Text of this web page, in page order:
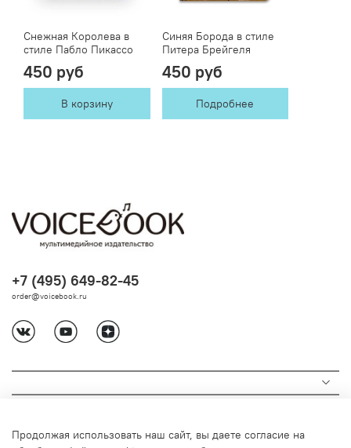
Снежная Королева в
стиле Пабло Пикассо
450 руб
В корзину
Синяя Борода в стиле
Питера Брейгеля
450 руб
Подробнее
+7 (495) 649-82-45
order@voicebook.ru
Продолжая использовать наш сайт, вы даете согласие на